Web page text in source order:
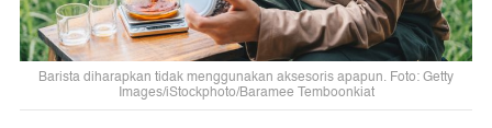
Barista diharapkan tidak menggunakan aksesoris apapun. Foto: Getty
Images/iStockphoto/Baramee Temboonkiat